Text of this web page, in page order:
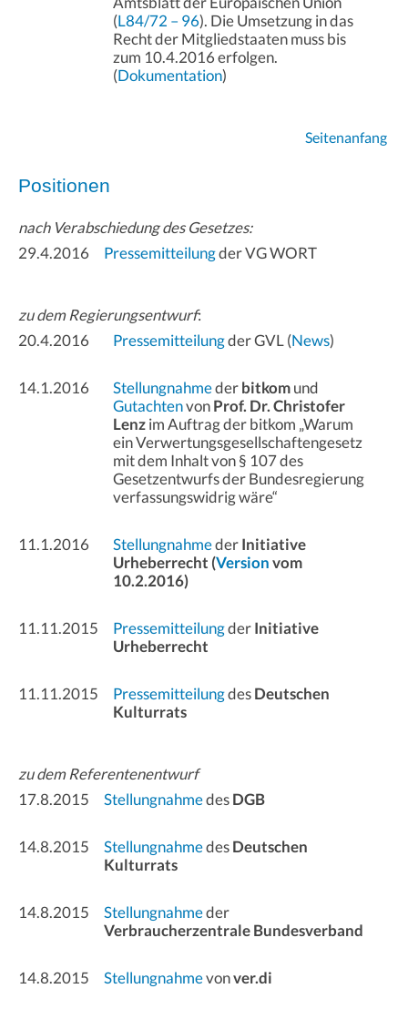
(L84/72 – 96). Die Umsetzung in das
Recht der Mitgliedstaaten muss bis
zum 10.4.2016 erfolgen.
(Dokumentation)
Seitenanfang
Positionen
nach Verabschiedung des Gesetzes:
29.4.2016
Pressemitteilungder VG WORT
zu dem Regierungsentwurf:
20.4.2016
Pressemitteilungder GVL (News)
14.1.2016 Stellungnahmederbitkomund
GutachtenvonProf. Dr. Christofer
Lenzim Auftrag der bitkom „Warum
ein Verwertungsgesellschaftengesetz
mit dem Inhalt von § 107 des
Gesetzentwurfs der Bundesregierung
verfassungswidrig wäre“
11.1.2016 StellungnahmederInitiative
Urheberrecht (Versionvom
10.2.2016)
11.11.2015 PressemitteilungderInitiative
Urheberrecht
11.11.2015 PressemitteilungdesDeutschen
Kulturrats
zu dem Referentenentwurf
17.8.2015
StellungnahmedesDGB
14.8.2015 StellungnahmedesDeutschen
Kulturrats
14.8.2015 Stellungnahmeder
Verbraucherzentrale Bundesverband
14.8.2015 Stellungnahmevonver.di